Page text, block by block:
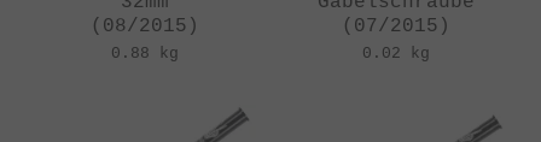
(08/2015)
0.88 kg
(07/2015)
0.02 kg